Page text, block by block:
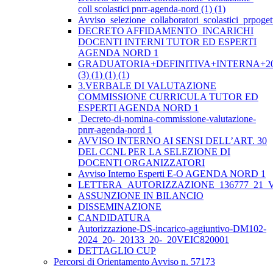
coll scolastici pnrr-agenda-nord (1) (1)
DECRETO AFFIDAMENTO INCARICHI
DOCENTI INTERNI TUTOR ED ESPERTI
AGENDA NORD 1
(3) (1) (1) (1)
3.VERBALE DI VALUTAZIONE
COMMISSIONE CURRICULA TUTOR ED
ESPERTI AGENDA NORD 1
Decreto-di-nomina-commissione-valutazione-
pnrr-agenda-nord 1
AVVISO INTERNO AI SENSI DELL’ART. 30
DEL CCNL PER LA SELEZIONE DI
DOCENTI ORGANIZZATORI
Avviso Interno Esperti E-O AGENDA NORD 1
ASSUNZIONE IN BILANCIO
DISSEMINAZIONE
CANDIDATURA
Autorizzazione-DS-incarico-aggiuntivo-DM102-
2024_20-_20133_20-_20VEIC820001
DETTAGLIO CUP
Percorsi di Orientamento Avviso n. 57173